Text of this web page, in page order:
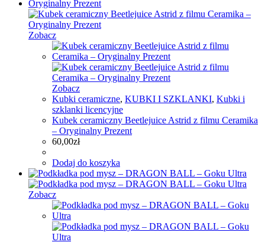
Zobacz
Zobacz
Kubki ceramiczne, KUBKI I SZKLANKI, Kubki i
szklanki licencyjne
Kubek ceramiczny Beetlejuice Astrid z filmu Ceramika
– Oryginalny Prezent
60,00zł
Dodaj do koszyka
Zobacz